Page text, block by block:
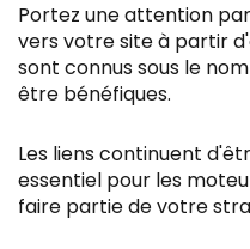
Portez une attention
vers votre site à partir
sont connus sous le
être bénéfiques.
Les liens continuent
essentiel pour les
faire partie de votre